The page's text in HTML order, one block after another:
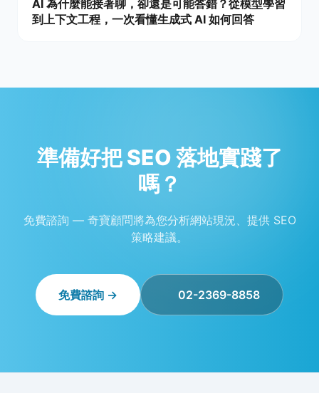
AI 為什麼能接著聊，卻還是可能答錯？從模型學習
到上下文工程，一次看懂生成式 AI 如何回答
準備好把 SEO 落地實踐了
嗎？
免費諮詢 — 奇寶顧問將為您分析網站現況、提供 SEO
策略建議。
免費諮詢 → 02-2369-8858